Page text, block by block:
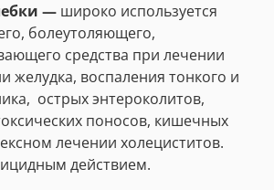
— широко используется
болеутоляющего,
средства при лечении
желудка, воспаления тонкого и
острых энтероколитов,
поносов, кишечных
лечении холециститов.
действием.